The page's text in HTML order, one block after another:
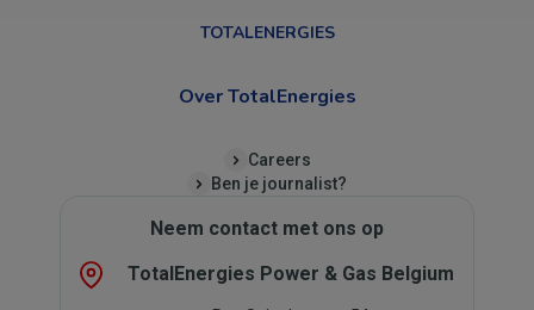
TOTALENERGIES
Over TotalEnergies
Careers
Ben je journalist?
Neem contact met ons op
TotalEnergies Power & Gas Belgium